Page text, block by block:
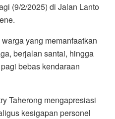
(9/2/2025) di Jalan Lanto
yang memanfaatkan
berjalan santai, hingga
bebas kendaraan
Taherong mengapresiasi
kesigapan personel